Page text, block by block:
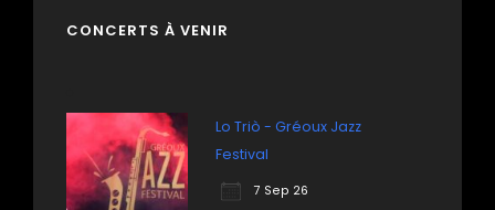
CONCERTS À VENIR
Lo Triò - Gréoux Jazz
Festival
7 Sep 26